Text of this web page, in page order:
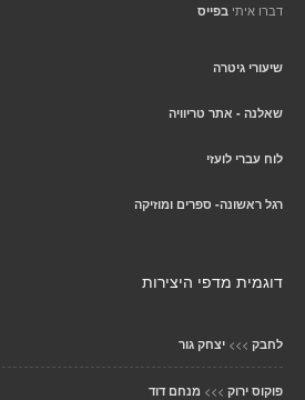
דברו איתי בפייס
שיעורי גיטרה
שאלנה - אתר טריוויה
לוח עברי לועזי
רגל ראשונה- ספרים ומוזיקה
דוגמית מדפי היצירות
לחבק >>> יצחק גור
פוקוס ירוק >>> מנחם דוד